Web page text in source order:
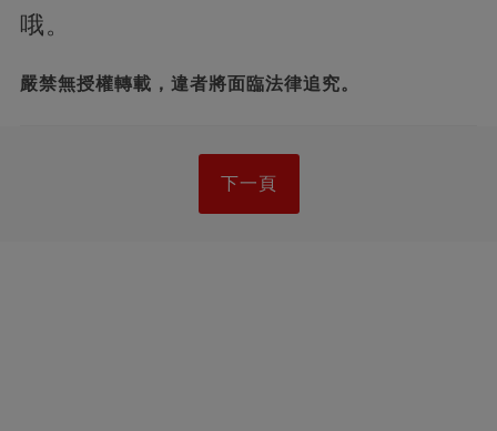
哦。
嚴禁無授權轉載，違者將面臨法律追究。
下一頁